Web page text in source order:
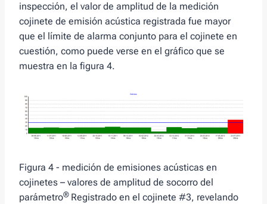
inspección, el valor de amplitud de la medición
cojinete de emisión acústica registrada fue mayor
que el límite de alarma conjunto para el cojinete en
cuestión, como puede verse en el gráfico que se
muestra en la figura 4.
Figura 4 - medición de emisiones acústicas en
cojinetes – valores de amplitud de socorro del
parámetro® Registrado en el cojinete #3, revelando